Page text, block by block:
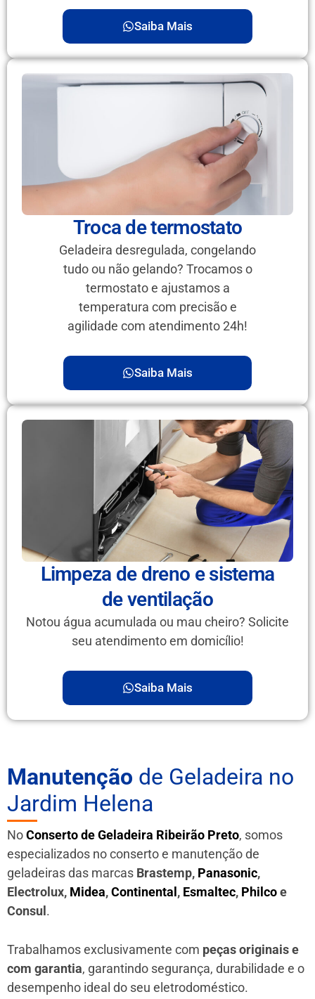
Saiba Mais
Troca de termostato
Geladeira desregulada, congelando
tudo ou não gelando? Trocamos o
termostato e ajustamos a
temperatura com precisão e
agilidade com atendimento 24h!
Saiba Mais
Limpeza de dreno e sistema
de ventilação
Notou água acumulada ou mau cheiro? Solicite
seu atendimento em domicílio!
Saiba Mais
Manutenção de Geladeira no
Jardim Helena
NoConserto de Geladeira Ribeirão Preto, somos
especializados no conserto e manutenção de
geladeiras das marcas Brastemp, Panasonic,
Electrolux, Midea,Continental, Esmaltec, Philcoe
Consul.
Trabalhamos exclusivamente com peças originais e
com garantia, garantindo segurança, durabilidade e o
desempenho ideal do seu eletrodoméstico.